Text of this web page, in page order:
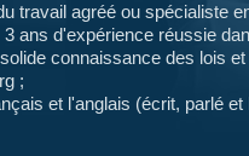
travail agréé ou spécialiste
ans d'expérience réussie
connaissance des lois
;
et l'anglais (écrit, parlé